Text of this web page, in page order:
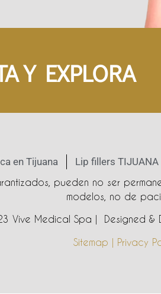
Y EXPLORA
en Tijuana Lip fillers TIJUANA
pueden no ser
modelos, no de
Vive Medical Spa | Designed &
Sitemap | Privacy